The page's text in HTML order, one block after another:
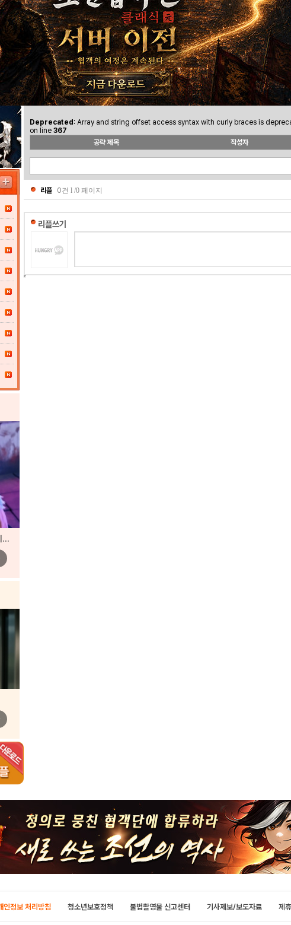
(Rakang cosplay) 라강 미쿠 코스프레
스킬 아이콘 설명
선제 공격 1타 공격 2타 공격 3타
면역
스킬면역 회복 디버프
그라비티
대미지흡수 드롭 숨김 턴 넘
공략 게시물 링크
Deprecated : Array and string offset access syntax with curly braces is
on line 367
공략 제목
작성자
리플 0건 l /0 페이지
리플쓰기
인정보 처리방침 청소년보호정책 불법촬영물 신고센터 기사제보/보도자료 제